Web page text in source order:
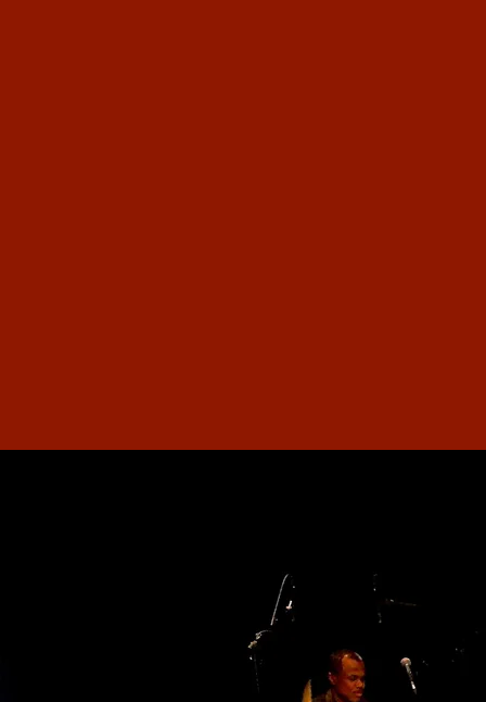
AFRO SURINAM GNAWA
MEETING - FRA FRA SOUND
& MEHDI NASSOULI